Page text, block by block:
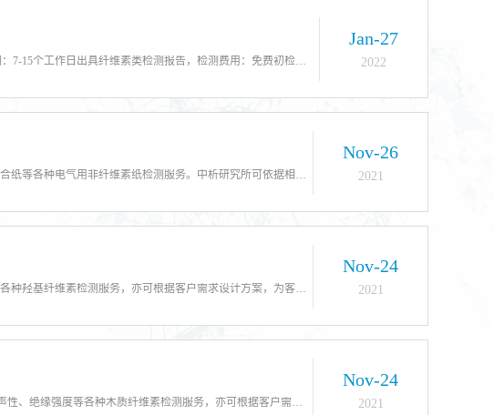
北京中科光析科学技术研究所，可依据相应检测标准进行MC、HPMC、HEC、CMC等各种纤维素类检测服务，检测周期：7-15个工作日出具纤维素类检测报告，检测费用：免费初检，根据客户检测需求以及实验复杂程度进行报价
Jan-27
2022
电气用非纤维素纸检测 北京中科光析科学技术研究所，可为您提供无填充聚芳酰胺纤维纸、填充玻璃砂纸、无机-有机混合纸等各种电气用非纤维素纸检测服务。中析研究所可依据相应检测标准进行透气性、介电常数、绝缘指数等各种电气用非纤维素纸检测服务，亦可根据客户需求设计方案，为客户提供非标检测服务。
Nov-26
2021
羟基纤维素检测 北京中科光析科学技术研究所，可依据相应检测标准进行稳定性、黏连性、PH值、水分、摩尔取代度等各种羟基纤维素检测服务，亦可根据客户需求设计方案，为客户提供非标检测服务。
Nov-24
2021
木质纤维素检测 北京中科光析科学技术研究所，可依据相应检测标准进行相对密度、保水性、附着力、保温性、隔热隔声性、绝缘强度等各种木质纤维素检测服务，亦可根据客户需求设计方案，为客户提供非标检测服务。
Nov-24
2021